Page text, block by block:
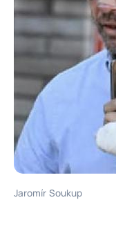
Jaromír Soukup